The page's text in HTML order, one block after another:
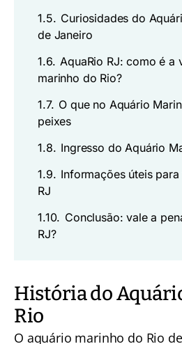
1.5. Curiosidades do
de Janeiro
1.6. AquaRio RJ: como é a
marinho do Rio?
1.7. O que no Aquário
peixes
1.8. Ingresso do Aquário
1.9. Informações úteis
RJ
1.10. Conclusão: vale a
RJ?
História do
Rio
O aquário marinho do Rio